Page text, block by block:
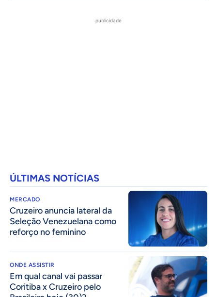
publicidade
ÚLTIMAS NOTÍCIAS
MERCADO
Cruzeiro anuncia lateral da
Seleção Venezuelana como
reforço no feminino
ONDE ASSISTIR
Em qual canal vai passar
Coritiba x Cruzeiro pelo